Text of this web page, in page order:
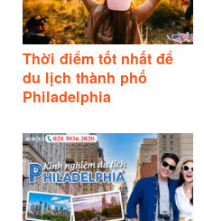
Thời điểm tốt nhất để
du lịch thành phố
Philadelphia